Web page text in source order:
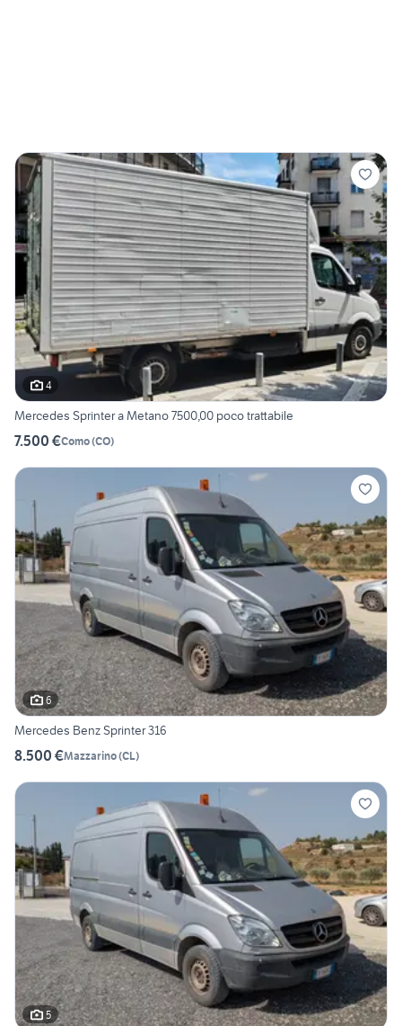
4
Mercedes Sprinter a Metano 7500,00 poco trattabile
7.500 €Como(CO)
6
Mercedes Benz Sprinter 316
8.500 €Mazzarino(CL)
5